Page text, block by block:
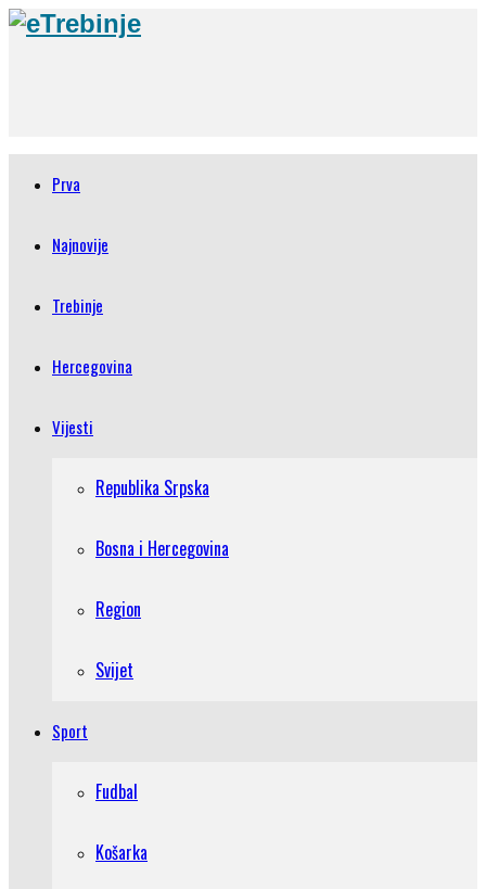
Prva
Najnovije
Trebinje
Hercegovina
Vijesti
Republika Srpska
Bosna i Hercegovina
Region
Svijet
Sport
Fudbal
Košarka